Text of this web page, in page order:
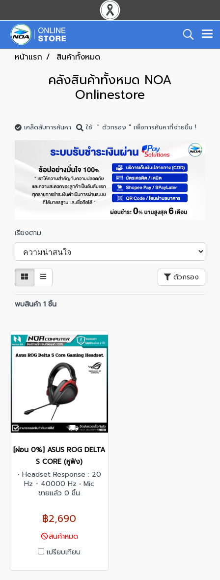
หน้าแรก สินค้าทั้งหมด
คลังสินค้าทั้งหมด NOA
Onlinestore
เคล็ดลับการค้นหา ใช้ " ตัวกรอง " เพื่อการค้นหาที่ง่ายขึ้น !
เรียงตาม
ตัวกรอง
พบสินค้า 1 ชิ้น
[ผ่อน 0%] ASUS ROG DELTA
S CORE (หูฟัง)
• Headset Response : 20
Hz - 40000 Hz • Mic
Response : 100 Hz - 10000
ขายแล้ว 0 ชิ้น
฿2,690
สินค้าหมด
เปรียบเทียบ